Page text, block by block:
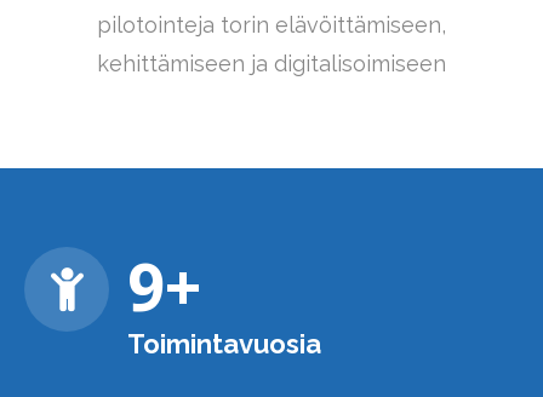
pilotointeja torin elävöittämiseen,
kehittämiseen ja digitalisoimiseen
9+
Toimintavuosia